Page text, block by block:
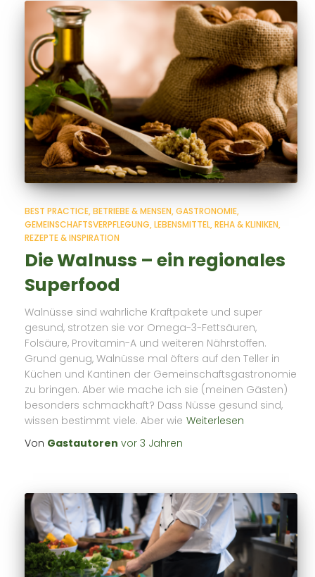
BEST PRACTICE BETRIEBE & MENSEN GASTRONOMIE
GEMEINSCHAFTSVERPFLEGUNG LEBENSMITTEL REHA & KLINIKEN
REZEPTE & INSPIRATION
Die Walnuss – ein regionales
Superfood
Walnüsse sind wahrliche Kraftpakete und super
gesund, strotzen sie vor Omega-3-Fettsäuren,
Folsäure, Provitamin-A und weiteren Nährstoffen.
Grund genug, Walnüsse mal öfters auf den Teller in
Küchen und Kantinen der Gemeinschaftsgastronomie
zu bringen. Aber wie mache ich sie (meinen Gästen)
besonders schmackhaft? Dass Nüsse gesund sind,
wissen bestimmt viele. Aber wie Weiterlesen
Von Gastautoren vor 3 Jahren